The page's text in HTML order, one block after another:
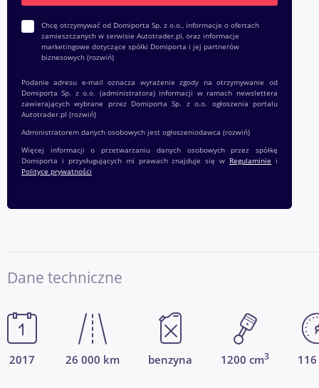
Chcę otrzymywać od Domiporta Sp. z o.o., informacje o ofertach
zamieszczanych w serwisie Autotrader.pl, oraz informacje
marketingowe dotyczące spółki Domiporta i jej partnerów
biznesowych (rozwiń)
Podanie adresu e-mail oznacza wyrażenie zgody na otrzymywanie od
Domiporta Sp. z o.o. (administratora) informacji w ramach newslettera
zawierających wybrane przez Domiporta Sp. z o.o. ogłoszenia portalu
Autotrader.pl (rozwiń)
Administratorem danych osobowych jest ogłoszeniodawca (rozwiń)
Więcej informacji o przetwarzaniu danych osobowych przez spółkę
Domiporta i przysługujących mi prawach znajduje się w Regulaminie i
Polityce prywatności
Dane techniczne
2017 26 000 km benzyna 1200 cm3